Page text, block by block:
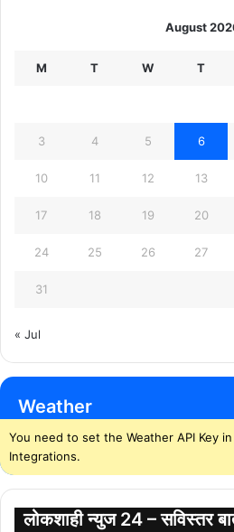
August
M T W T
3 4 5 6
10 11 12 13
17 18 19 20
24 25 26 27
31
« Jul
Weather
You need to set the Weather API Key
Integrations.
लोकशाही न्युज 24 – सविस्तर